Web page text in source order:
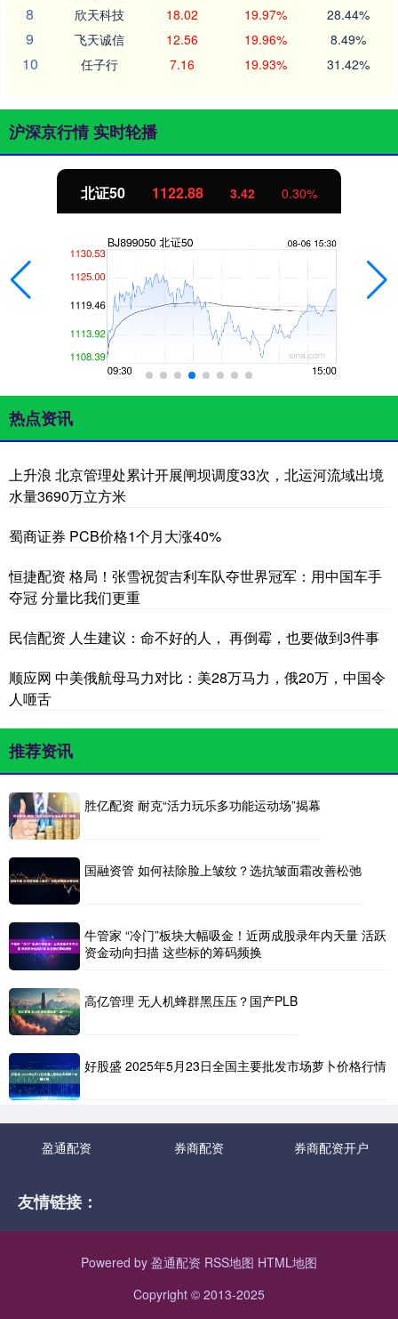
8 欣天科技 18.02 19.97% 28.44%
9 飞天诚信 12.56 19.96% 8.49%
10 任子行 7.16 19.93% 31.42%
沪深京行情 实时轮播
北证50 1122.88 3.42 0.30%
热点资讯
上升浪 北京管理处累计开展闸坝调度33次，北运河流域出境
水量3690万立方米
蜀商证券 PCB价格1个月大涨40%
恒捷配资 格局！张雪祝贺吉利车队夺世界冠军：用中国车手
夺冠 分量比我们更重
民信配资 人生建议：命不好的人， 再倒霉，也要做到3件事
顺应网 中美俄航母马力对比：美28万马力，俄20万，中国令
人咂舌
推荐资讯
胜亿配资 耐克“活力玩乐多功能运动场”揭幕
国融资管 如何祛除脸上皱纹？选抗皱面霜改善松弛
牛管家 “冷门”板块大幅吸金！近两成股录年内天量 活跃
资金动向扫描 这些标的筹码频换
高亿管理 无人机蜂群黑压压？国产PLB
好股盛 2025年5月23日全国主要批发市场萝卜价格行情
盈通配资 券商配资 券商配资开户
友情链接：
Powered by 盈通配资 RSS地图 HTML地图
Copyright © 2013-2025